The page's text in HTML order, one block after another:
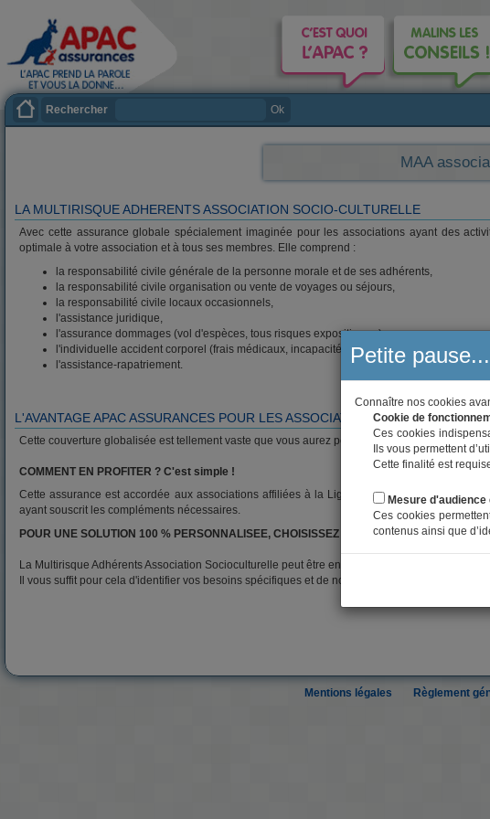
Rechercher Ok
MAA
LA MULTIRISQUE ADHERENTS ASSOCIATION SOCIO-CULTURELLE
Avec cette assurance globale spécialement imaginée pour les associations ayant des
optimale à votre association et à tous ses membres. Elle comprend :
la responsabilité civile générale de la personne morale et de ses adhérents,
la responsabilité civile organisation ou vente de voyages ou séjours,
la responsabilité civile locaux occasionnels,
l'assistance juridique,
l'assurance dommages (vol d'espèces, tous risques expositions...),
l'individuelle accident corporel (frais médicaux, incapacité permanente partielle, capital
l'assistance-rapatriement.
L'AVANTAGE APAC ASSURANCES POUR LES ASSOCIATIONS CULTURELLES
Cette couverture globalisée est tellement vaste que vous aurez peu ou pas d'assurances
COMMENT EN PROFITER ? C'est simple !
Cette assurance est accordée aux associations affiliées à la Ligue de l'enseignement
ayant souscrit les compléments nécessaires.
POUR UNE SOLUTION 100 % PERSONNALISEE, CHOISISSEZ VOS GARANTIES
La Multirisque Adhérents Association Socioculturelle peut être encore optimisée.
Il vous suffit pour cela d'identifier vos besoins spécifiques et de nous contacter via le formulaire
Mentions légales Règlement
Petite
Connaître nos cookies
Cookie de
Ces cookies
Ils vous permettent
Cette finalité est
Mesure
Ces cookies
contenus ainsi que